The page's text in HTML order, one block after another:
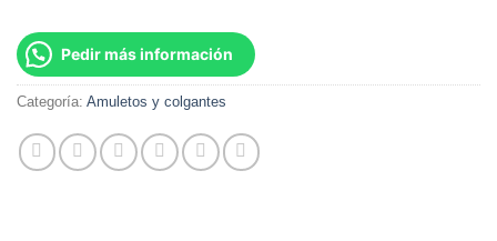
Pedir más información
Categoría: Amuletos y colgantes